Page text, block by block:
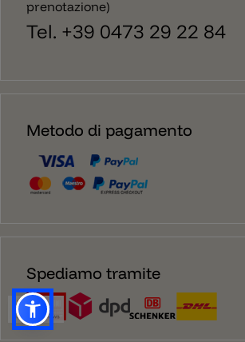
prenotazione)
Tel. +39 0473 29 22 84
Metodo di pagamento
Spediamo tramite